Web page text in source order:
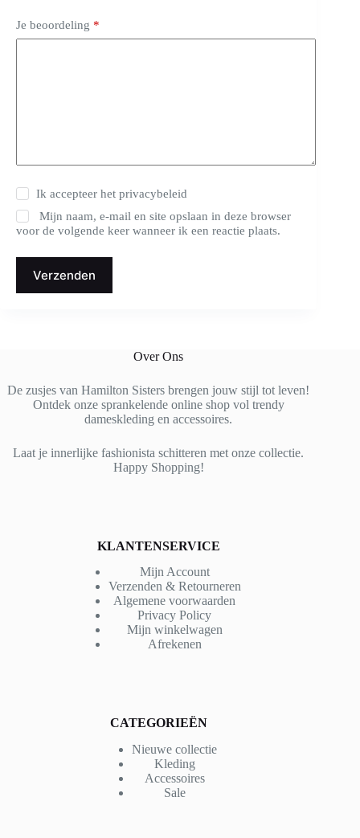
Je beoordeling *
Ik accepteer hetprivacybeleid
Mijn naam, e-mail en site opslaan in deze browser
voor de volgende keer wanneer ik een reactie plaats.
Verzenden
Over Ons
De zusjes van Hamilton Sisters brengen jouw stijl tot leven!
Ontdek onze sprankelende online shop vol trendy
dameskleding en accessoires.
Laat je innerlijke fashionista schitteren met onze collectie.
Happy Shopping!
KLANTENSERVICE
Mijn Account
Verzenden & Retourneren
Algemene voorwaarden
Privacy Policy
Mijn winkelwagen
Afrekenen
CATEGORIEËN
Nieuwe collectie
Kleding
Accessoires
Sale